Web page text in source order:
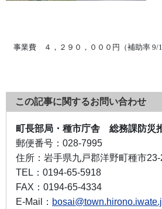
事業費 ４，２９０，０００円（補助率 9/
この記事に関するお問い合わせ
町長部局・種市庁舎 総務課防災
郵便番号： 028-7995
住所： 岩手県九戸郡洋野町種市
TEL： 0194-65-5918
FAX： 0194-65-4334
E-Mail：